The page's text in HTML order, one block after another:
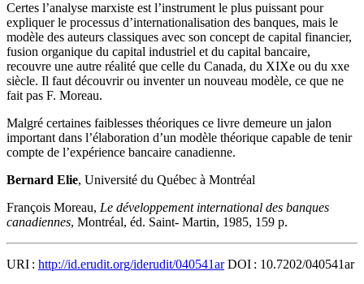
Certes l’analyse marxiste est l’instrument le plus puissant pour
expliquer le processus d’internationalisation des banques, mais le
modèle des auteurs classiques avec son concept de capital financier,
fusion organique du capital industriel et du capital bancaire,
recouvre une autre réalité que celle du Canada, du XIXe ou du xxe
siècle. Il faut découvrir ou inventer un nouveau modèle, ce que ne
fait pas F. Moreau.
Malgré certaines faiblesses théoriques ce livre demeure un jalon
important dans l’élaboration d’un modèle théorique capable de tenir
compte de l’expérience bancaire canadienne.
Bernard Elie, Université du Québec à Montréal
François Moreau, Le développement international des banques
canadiennes, Montréal, éd. Saint- Martin, 1985, 159 p.
URI : http://id.erudit.org/iderudit/040541arDOI : 10.7202/040541ar